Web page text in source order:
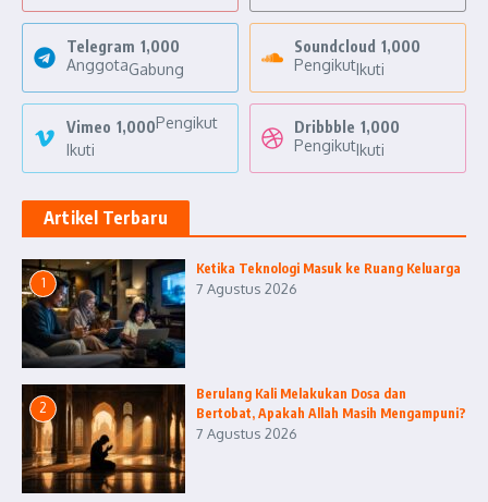
Telegram 1,000
AnggotaGabung
Soundcloud 1,000
PengikutIkuti
Vimeo 1,000Pengikut
Ikuti
Dribbble 1,000
PengikutIkuti
Artikel Terbaru
1
Ketika Teknologi Masuk ke Ruang Keluarga
7 Agustus 2026
2
Berulang Kali Melakukan Dosa dan
Bertobat, Apakah Allah Masih Mengampuni?
7 Agustus 2026